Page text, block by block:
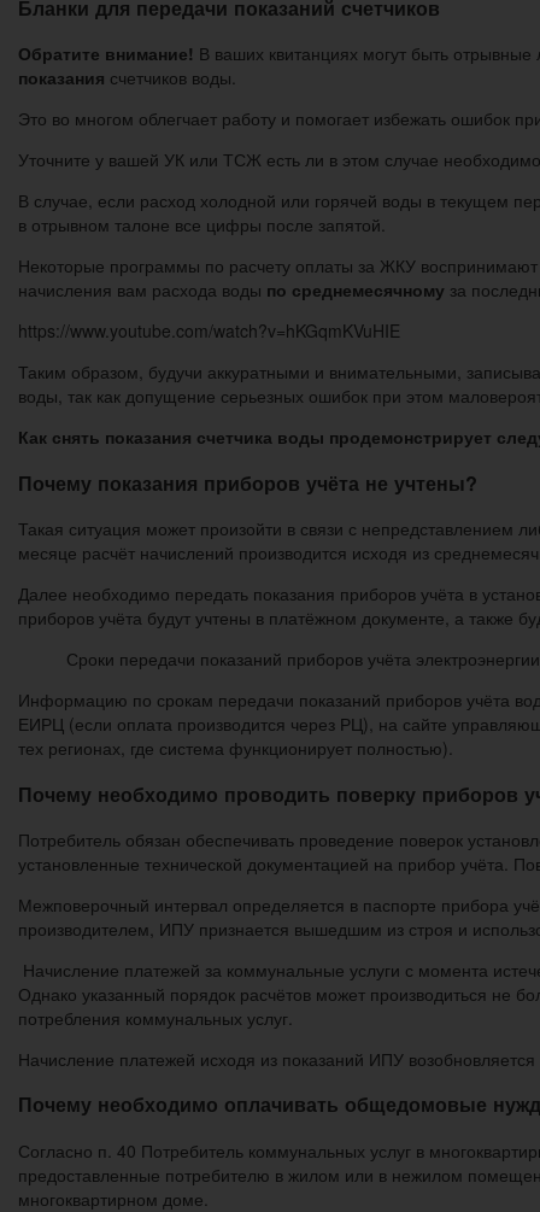
Бланки для передачи показаний счетчиков
Обратите внимание! В ваших квитанциях могут быть
показания счетчиков воды.
Это во многом облегчает работу и помогает избежать ошибок
Уточните у вашей УК или ТСЖ есть ли в этом случае
В случае, если расход холодной или горячей воды в текущем
в отрывном талоне все цифры после запятой.
Некоторые программы по расчету оплаты за ЖКУ
начисления вам расхода воды по среднемесячному за
https://www.youtube.com/watch?v=hKGqmKVuHIE
Таким образом, будучи аккуратными и внимательными,
воды, так как допущение серьезных ошибок при этом
Как снять показания счетчика воды продемонстрирует
Почему показания приборов учёта не учтены?
Такая ситуация может произойти в связи с непредставлением
месяце расчёт начислений производится исходя из
Далее необходимо передать показания приборов учёта в
приборов учёта будут учтены в платёжном документе, а также
Сроки передачи показаний приборов учёта
Информацию по срокам передачи показаний приборов учёта
ЕИРЦ (если оплата производится через РЦ), на сайте
тех регионах, где система функционирует полностью).
Почему необходимо проводить поверку приборов
Потребитель обязан обеспечивать проведение поверок
установленные технической документацией на прибор учёта.
Межповерочный интервал определяется в паспорте прибора
производителем, ИПУ признается вышедшим из строя и
Начисление платежей за коммунальные услуги с момента
Однако указанный порядок расчётов может производиться не
потребления коммунальных услуг.
Начисление платежей исходя из показаний ИПУ
Почему необходимо оплачивать общедомовые
Согласно п. 40 Потребитель коммунальных услуг в
предоставленные потребителю в жилом или в нежилом
многоквартирном доме.